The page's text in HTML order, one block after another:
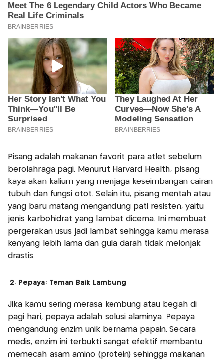
Pisang adalah makanan favorit para atlet sebelum
berolahraga pagi. Menurut Harvard Health, pisang
kaya akan kalium yang menjaga keseimbangan cairan
tubuh dan fungsi otot. Selain itu, pisang mentah atau
yang baru matang mengandung pati resisten, yaitu
jenis karbohidrat yang lambat dicerna. Ini membuat
pergerakan usus jadi lambat sehingga kamu merasa
kenyang lebih lama dan gula darah tidak melonjak
drastis.
2. Pepaya: Teman Baik Lambung
Jika kamu sering merasa kembung atau begah di
pagi hari, pepaya adalah solusi alaminya. Pepaya
mengandung enzim unik bernama papain. Secara
medis, enzim ini terbukti sangat efektif membantu
memecah asam amino (protein) sehingga makanan